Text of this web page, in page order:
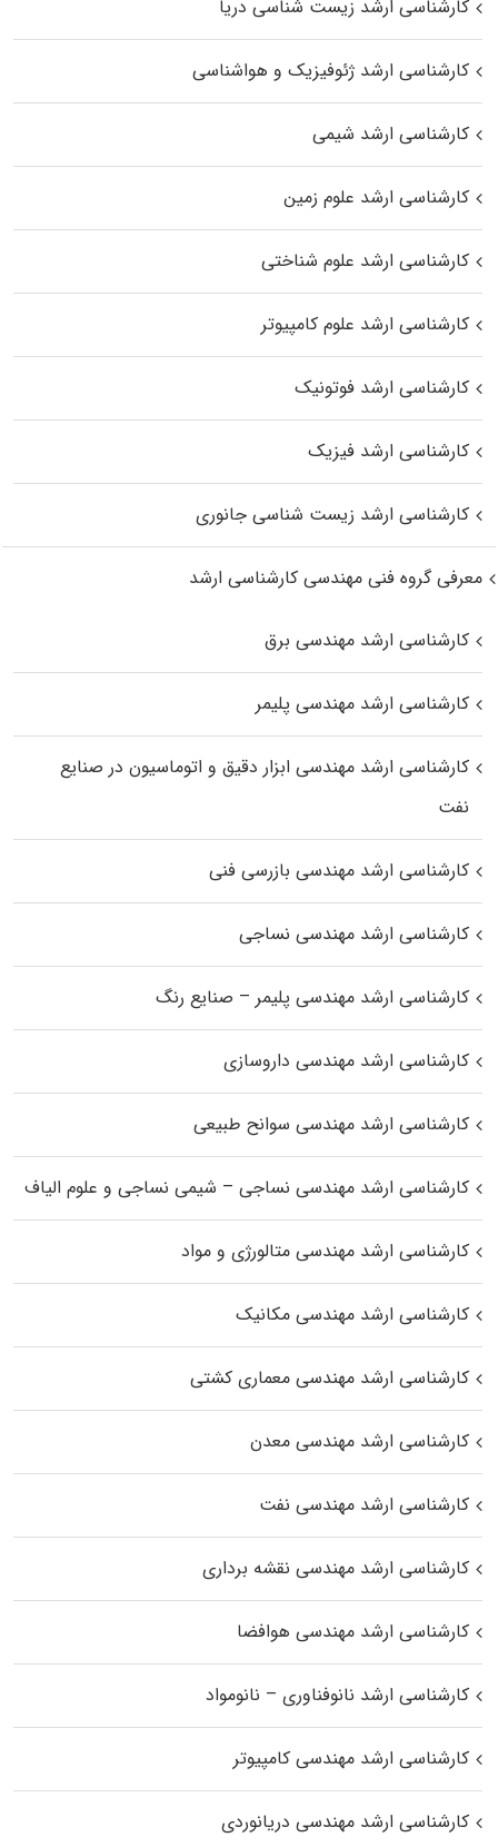
کارشناسی ارشد زیست‌ شناسی دریا
کارشناسی ارشد ژئوفیزیک و هواشناسی
کارشناسی ارشد شیمی
کارشناسی ارشد علوم زمین
کارشناسی ارشد علوم شناختی
کارشناسی ارشد علوم کامپیوتر
کارشناسی ارشد فوتونیک
کارشناسی ارشد فیزیک
کارشناسی ارشد زیست‌ شناسی جانوری
معرفی گروه فنی مهندسی کارشناسی ارشد
کارشناسی ارشد مهندسی برق
کارشناسی ارشد مهندسی پلیمر
کارشناسی ارشد مهندسی ابزار دقیق و اتوماسیون در صنایع
نفت
کارشناسی ارشد مهندسی بازرسی فنی
کارشناسی ارشد مهندسی نساجی
کارشناسی ارشد مهندسی پلیمر – صنایع رنگ
کارشناسی ارشد مهندسی داروسازی
کارشناسی ارشد مهندسی سوانح طبیعی
کارشناسی ارشد مهندسی نساجی – شیمی نساجی و علوم الیاف
کارشناسی ارشد مهندسی متالورژی و مواد
کارشناسی ارشد مهندسی مکانیک
کارشناسی ارشد مهندسی معماری کشتی
کارشناسی ارشد مهندسی معدن
کارشناسی ارشد مهندسی نفت
کارشناسی ارشد مهندسی نقشه برداری
کارشناسی ارشد مهندسی هوافضا
کارشناسی ارشد نانوفناوری – نانومواد
کارشناسی ارشد مهندسی کامپیوتر
کارشناسی ارشد مهندسی دریانوردی